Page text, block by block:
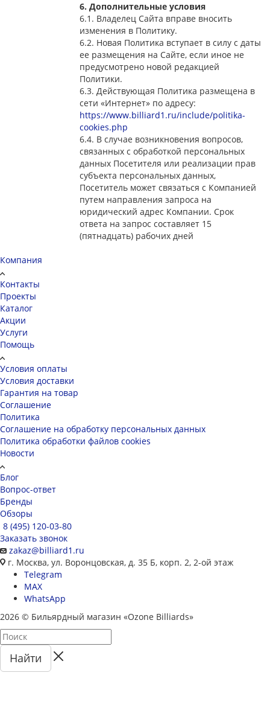
6. Дополнительные условия
6.1. Владелец Сайта вправе вносить
изменения в Политику.
6.2. Новая Политика вступает в силу с даты
ее размещения на Сайте, если иное не
предусмотрено новой редакцией
Политики.
6.3. Действующая Политика размещена в
сети «Интернет» по адресу:
https://www.billiard1.ru/include/politika-
cookies.php
6.4. В случае возникновения вопросов,
связанных с обработкой персональных
данных Посетителя или реализации прав
субъекта персональных данных,
Посетитель может связаться с Компанией
путем направления запроса на
юридический адрес Компании. Срок
ответа на запрос составляет 15
(пятнадцать) рабочих дней
Компания
Контакты
Проекты
Каталог
Акции
Услуги
Помощь
Условия оплаты
Условия доставки
Гарантия на товар
Соглашение
Политика
Соглашение на обработку персональных данных
Политика обработки файлов cookies
Новости
Блог
Вопрос-ответ
Бренды
Обзоры
8 (495) 120-03-80
Заказать звонок
zakaz@billiard1.ru
г. Москва, ул. Воронцовская, д. 35 Б, корп. 2, 2-ой этаж
Telegram
MAX
WhatsApp
2026 © Бильярдный магазин «Ozone Billiards»
Найти